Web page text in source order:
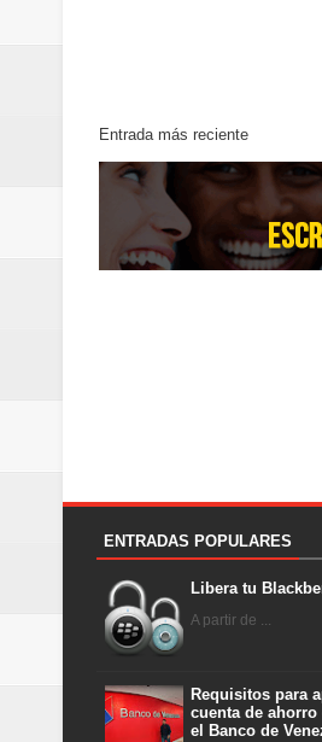
Entrada más reciente
ENTRADAS POPULARES
Libera tu
A partir de ...
Requisitos para
cuenta de
el Banco de